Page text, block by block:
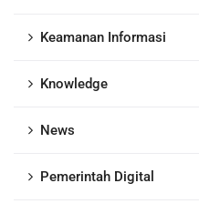
Keamanan Informasi
Knowledge
News
Pemerintah Digital